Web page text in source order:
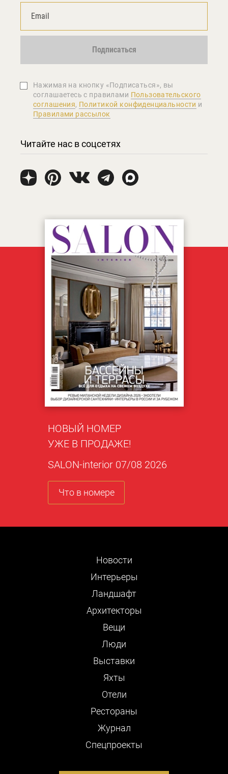
Подписаться
Нажимая на кнопку «Подписаться», вы
соглашаетеcь с правилами Пользовательского
соглашения, Политикой конфиденциальности и
Правилами рассылок
Читайте нас в соцсетях
НОВЫЙ НОМЕР
УЖЕ В ПРОДАЖЕ!
SALON-interior 07/08 2026
Что в номере
Новости
Интерьеры
Ландшафт
Архитекторы
Вещи
Люди
Выставки
Яхты
Отели
Рестораны
Журнал
Cпецпроекты